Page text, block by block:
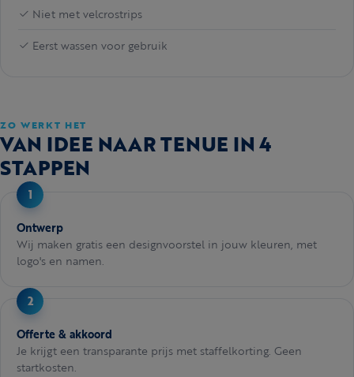
Niet met velcrostrips
Eerst wassen voor gebruik
ZO WERKT HET
VAN IDEE NAAR TENUE IN 4
STAPPEN
Ontwerp
Wij maken gratis een designvoorstel in jouw kleuren, met
logo's en namen.
Offerte & akkoord
Je krijgt een transparante prijs met staffelkorting. Geen
startkosten.